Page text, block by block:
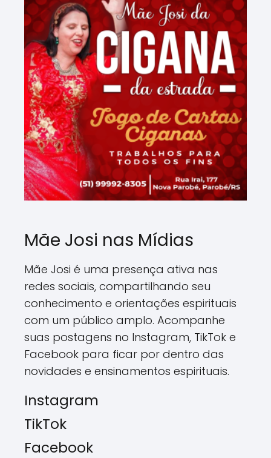
Mãe Josi nas Mídias
Mãe Josi é uma presença ativa nas
redes sociais, compartilhando seu
conhecimento e orientações espirituais
com um público amplo. Acompanhe
suas postagens no Instagram, TikTok e
Facebook para ficar por dentro das
novidades e ensinamentos espirituais.
Instagram
TikTok
Facebook